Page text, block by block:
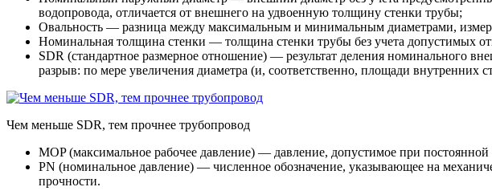
водопровода, отличается от внешнего на удвоенную толщину стенки трубы;
Овальность — разница между максимальным и минимальным диаметрами,
Номинальная толщина стенки — толщина стенки трубы без учета допустимых
SDR (стандартное размерное отношение) — результат деления номинального
разрыв: по мере увеличения диаметра (и, соответственно, площади внутренних
Чем меньше SDR, тем прочнее трубопровод
MOP (максимальное рабочее давление) — давление, допустимое при
PN (номинальное давление) — численное обозначение, указывающее на
прочности.